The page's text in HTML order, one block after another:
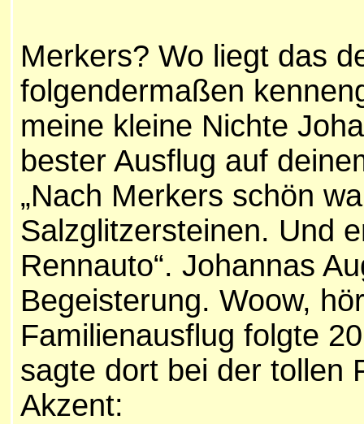
Merkers? Wo liegt das
folgendermaßen
meine kleine Nichte
bester Ausflug auf
„Nach Merkers schön
Salzglitzersteinen. Und
Rennauto“. Johannas
Begeisterung. Woow,
Familienausflug folgte
sagte dort bei der tollen
Akzent: